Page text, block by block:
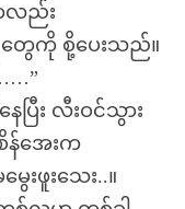
လည်း
တွေကို စို့ပေးသည်။
ပြီး လီးဝင်သွား
န်အေးက
ဖူးသေး..။